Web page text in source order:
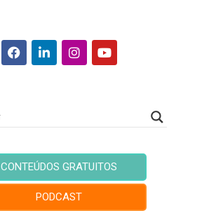
CONTEÚDOS GRATUITOS
PODCAST